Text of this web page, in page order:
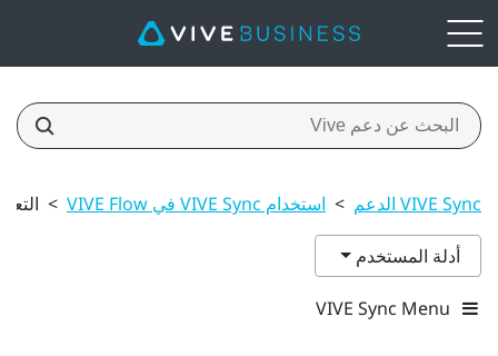
VIVE Sync الدعم > استخدام VIVE Sync في VIVE Flow >
أدلة المستخدم
VIVE Sync Menu